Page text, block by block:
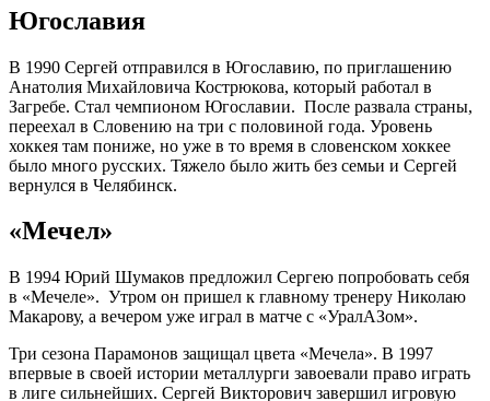
Югославия
В 1990 Сергей отправился в Югославию, по приглашению
Анатолия Михайловича Кострюкова, который работал в
Загребе. Стал чемпионом Югославии. После развала страны,
переехал в Словению на три с половиной года. Уровень
хоккея там пониже, но уже в то время в словенском хоккее
было много русских. Тяжело было жить без семьи и Сергей
вернулся в Челябинск.
«Мечел»
В 1994 Юрий Шумаков предложил Сергею попробовать себя
в «Мечеле». Утром он пришел к главному тренеру Николаю
Макарову, а вечером уже играл в матче с «УралАЗом».
Три сезона Парамонов защищал цвета «Мечела». В 1997
впервые в своей истории металлурги завоевали право играть
в лиге сильнейших. Сергей Викторович завершил игровую